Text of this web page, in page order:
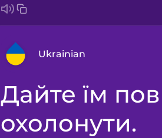
Ukrainian
Arabic
Bosnian
Дайте їм повністю
охолонути.